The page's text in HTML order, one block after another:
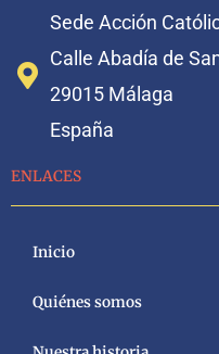
Sede Acción
Calle Abadía de
29015 Málaga
España
ENLACES
Inicio
Quiénes somos